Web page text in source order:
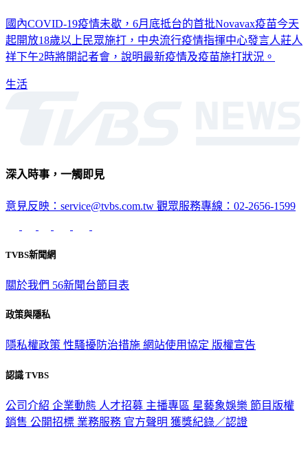
國內COVID-19疫情未歇，6月底抵台的首批Novavax疫苗今天
起開放18歲以上民眾施打，中央流行疫情指揮中心發言人莊人
祥下午2時將開記者會，說明最新疫情及疫苗施打狀況。
生活
深入時事，一觸即見
意見反映：service@tvbs.com.tw 觀眾服務專線：02-2656-1599
TVBS新聞網
關於我們 56新聞台節目表
政策與隱私
隱私權政策 性騷擾防治措施 網站使用協定 版權宣告
認識 TVBS
公司介紹 企業動態 人才招募 主播專區 星藝象娛樂 節目版權
銷售 公開招標 業務服務 官方聲明 獲獎紀錄／認證